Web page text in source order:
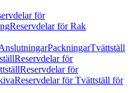
för
Reservdelar för Rak
PackningarTvättställ
Reservdelar för
Reservdelar för
Reservdelar för Tvättställ för